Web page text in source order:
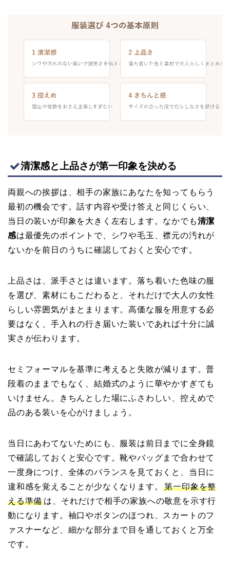
清潔感と上品さが第一印象を決める
両親への挨拶は、相手の家族にあなたを知ってもらう
最初の機会です。話す内容や受け答えと同じくらい、
当日の装いが印象を大きく左右します。なかでも清潔
感は最優先のポイントで、シワや毛玉、襟元の汚れが
ないかを前日のうちに確認しておくと安心です。
上品さは、派手さとは違います。落ち着いた色味の服
を選び、素材にもこだわると、それだけで大人の女性
らしい雰囲気がまとまります。高価な服を用意する必
要はなく、手入れの行き届いた装いであれば十分に誠
実さが伝わります。
セミフォーマルを基準に考えると失敗が減ります。普
段着のままでもなく、結婚式のように華やかすぎても
いけません。きちんとした場にふさわしい、控えめで
品のある装いを心がけましょう。
当日にあわてないためにも、服装は前日までに全身鏡
で確認しておくと安心です。靴やバッグまで合わせて
一度身につけ、全体のバランスを見ておくと、当日に
違和感を覚えることが少なくなります。第一印象を整
える準備 は、それだけで相手の家族への敬意を示す行
動になります。袖口やボタンのほつれ、スカートのフ
ァスナーなど、細かな部分まで目を通しておくと万全
です。